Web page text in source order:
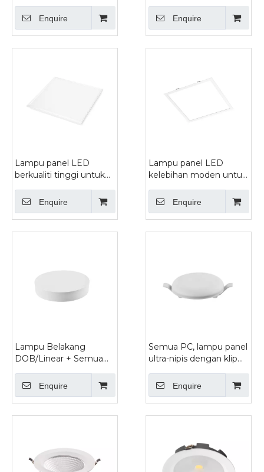
Enquire
Dan Praktikal
Enquire
Lampu panel LED
berkualiti tinggi untuk
Enquire
Lampu panel LED
kelebihan moden untuk
Enquire
Lampu Belakang
DOB/Linear + Semua
Enquire
Semua PC, lampu panel
ultra-nipis dengan klip
Enquire